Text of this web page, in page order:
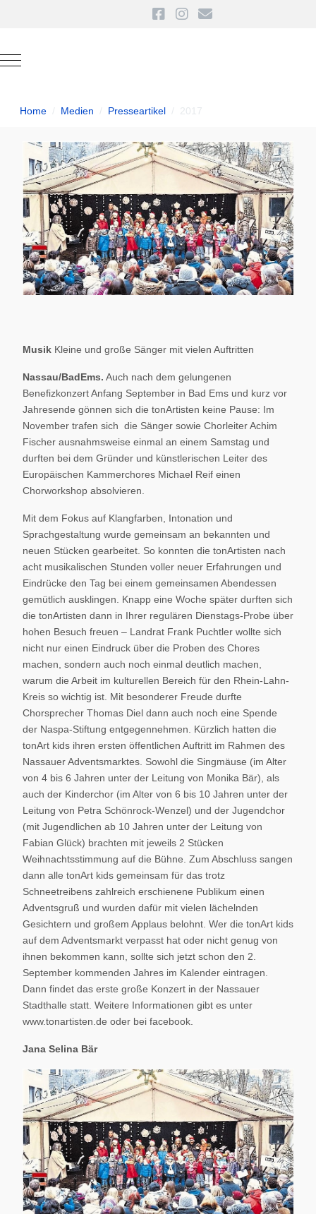
Mobile Menu Toggle
Home Medien Presseartikel 2017
Musik Kleine und große Sänger mit vielen Auftritten
Nassau/BadEms. Auch nach dem gelungenen
Benefizkonzert Anfang September in Bad Ems und kurz vor
Jahresende gönnen sich die tonArtisten keine Pause: Im
November trafen sich die Sänger sowie Chorleiter Achim
Fischer ausnahmsweise einmal an einem Samstag und
durften bei dem Gründer und künstlerischen Leiter des
Europäischen Kammerchores Michael Reif einen
Chorworkshop absolvieren.
Mit dem Fokus auf Klangfarben, Intonation und
Sprachgestaltung wurde gemeinsam an bekannten und
neuen Stücken gearbeitet. So konnten die tonArtisten nach
acht musikalischen Stunden voller neuer Erfahrungen und
Eindrücke den Tag bei einem gemeinsamen Abendessen
gemütlich ausklingen. Knapp eine Woche später durften sich
die tonArtisten dann in Ihrer regulären Dienstags-Probe über
hohen Besuch freuen – Landrat Frank Puchtler wollte sich
nicht nur einen Eindruck über die Proben des Chores
machen, sondern auch noch einmal deutlich machen,
warum die Arbeit im kulturellen Bereich für den Rhein-Lahn-
Kreis so wichtig ist. Mit besonderer Freude durfte
Chorsprecher Thomas Diel dann auch noch eine Spende
der Naspa-Stiftung entgegennehmen. Kürzlich hatten die
tonArt kids ihren ersten öffentlichen Auftritt im Rahmen des
Nassauer Adventsmarktes. Sowohl die Singmäuse (im Alter
von 4 bis 6 Jahren unter der Leitung von Monika Bär), als
auch der Kinderchor (im Alter von 6 bis 10 Jahren unter der
Leitung von Petra Schönrock-Wenzel) und der Jugendchor
(mit Jugendlichen ab 10 Jahren unter der Leitung von
Fabian Glück) brachten mit jeweils 2 Stücken
Weihnachtsstimmung auf die Bühne. Zum Abschluss sangen
dann alle tonArt kids gemeinsam für das trotz
Schneetreibens zahlreich erschienene Publikum einen
Adventsgruß und wurden dafür mit vielen lächelnden
Gesichtern und großem Applaus belohnt. Wer die tonArt kids
auf dem Adventsmarkt verpasst hat oder nicht genug von
ihnen bekommen kann, sollte sich jetzt schon den 2.
September kommenden Jahres im Kalender eintragen.
Dann findet das erste große Konzert in der Nassauer
Stadthalle statt. Weitere Informationen gibt es unter
www.tonartisten.de oder bei facebook.
Jana Selina Bär